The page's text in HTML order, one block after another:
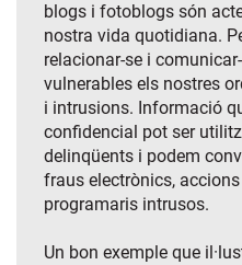
blogs i fotoblogs són
nostra vida quotidiana.
relacionar-se i
vulnerables els nostres
i intrusions. Informació
confidencial pot ser
delinqüents i podem
fraus electrònics,
programaris intrusos.
Un bon exemple que